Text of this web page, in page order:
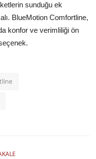
sunduğu ek
BlueMotion Comfortline,
konfor ve verimliliği ön